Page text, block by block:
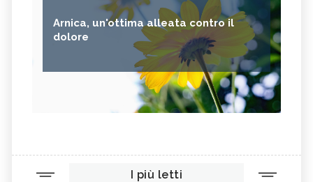
Arnica, un'ottima alleata contro il
dolore
I più letti